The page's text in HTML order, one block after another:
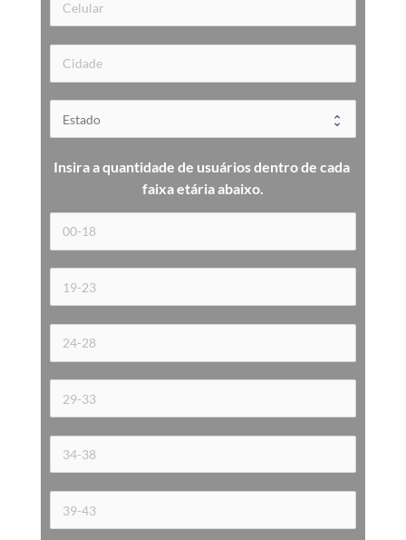
faixa etária abaixo.